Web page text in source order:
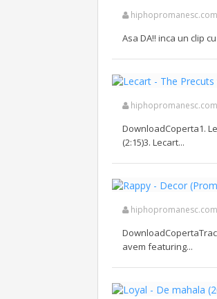
hiphopromanesc.com
Asa DA!! inca un clip
hiphopromanesc.com
DownloadCoperta1.
(2:15)3. Lecart...
hiphopromanesc.com
avem featuring...